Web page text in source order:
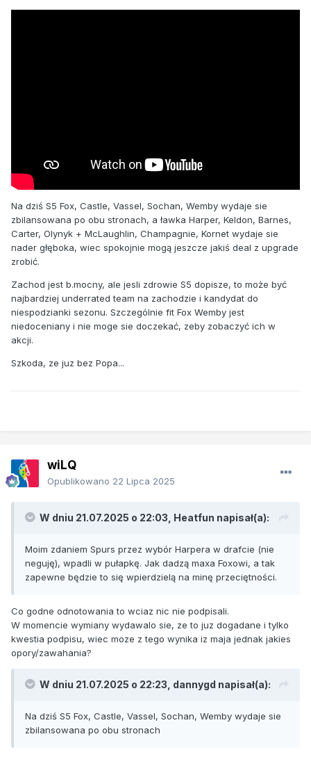
Na dziś S5 Fox, Castle, Vassel, Sochan, Wemby wydaje sie
zbilansowana po obu stronach, a ławka Harper, Keldon, Barnes,
Carter, Olynyk + McLaughlin, Champagnie, Kornet wydaje sie
nader głęboka, wiec spokojnie mogą jeszcze jakiś deal z upgrade
zrobić.
Zachod jest b.mocny, ale jesli zdrowie S5 dopisze, to może być
najbardziej underrated team na zachodzie i kandydat do
niespodzianki sezonu. Szczególnie fit Fox Wemby jest
niedoceniany i nie moge sie doczekać, zeby zobaczyć ich w
akcji.
Szkoda, ze juz bez Popa...
wiLQ
Opublikowano 22 Lipca 2025
W dniu 21.07.2025 o 22:03, Heatfun napisał(a):
Moim zdaniem Spurs przez wybór Harpera w drafcie (nie
neguję), wpadli w pułapkę. Jak dadzą maxa Foxowi, a tak
zapewne będzie to się wpierdzielą na minę przeciętności.
Co godne odnotowania to wciaz nic nie podpisali.
W momencie wymiany wydawalo sie, ze to juz dogadane i tylko
kwestia podpisu, wiec moze z tego wynika iz maja jednak jakies
opory/zawahania?
W dniu 21.07.2025 o 22:23, dannygd napisał(a):
Na dziś S5 Fox, Castle, Vassel, Sochan, Wemby wydaje sie
zbilansowana po obu stronach